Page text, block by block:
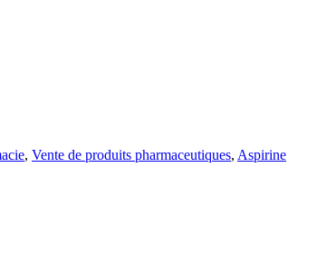
, Vente de produits pharmaceutiques, Aspirine